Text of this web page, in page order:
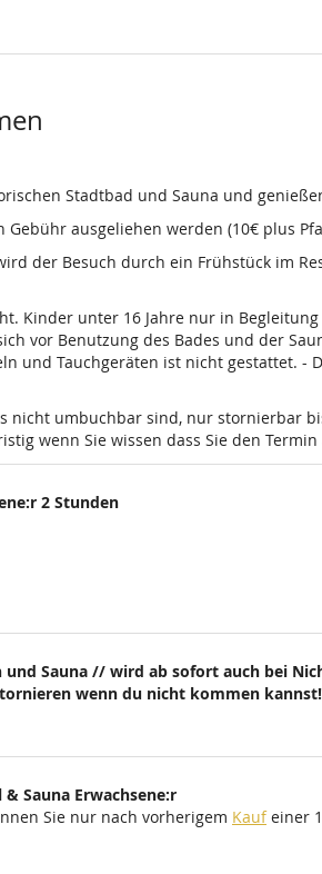
Stadtbad und Sauna und
ausgeliehen werden (10€ plus
der Besuch durch ein Frühstück im
Kinder unter 16 Jahre nur in
vor Benutzung des Bades und der
und Tauchgeräten ist nicht gestattet. -
nicht umbuchbar sind, nur stornierbar
wenn Sie wissen dass Sie den
2 Stunden
Sauna // wird ab sofort auch bei
wenn du nicht kommen
Sauna Erwachsene:r
Sie nur nach vorherigem Kaufeiner